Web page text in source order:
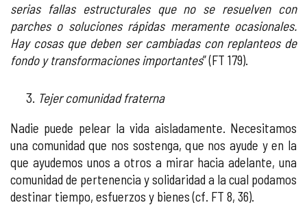
serias fallas estructurales que no se resuelven con
parches o soluciones rápidas meramente ocasionales.
Hay cosas que deben ser cambiadas con replanteos de
fondo y transformaciones importantes” (FT 179).
Tejer comunidad fraterna
Nadie puede pelear la vida aisladamente. Necesitamos
una comunidad que nos sostenga, que nos ayude y en la
que ayudemos unos a otros a mirar hacia adelante, una
comunidad de pertenencia y solidaridad a la cual podamos
destinar tiempo, esfuerzos y bienes (cf. FT 8, 36).